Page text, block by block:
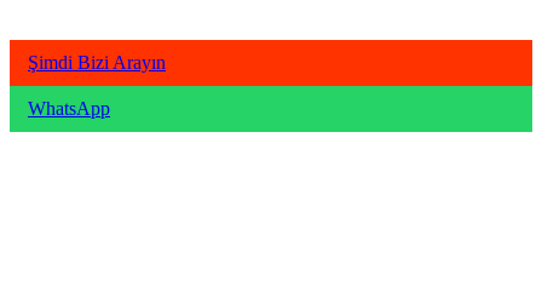
Şimdi Bizi Arayın
WhatsApp